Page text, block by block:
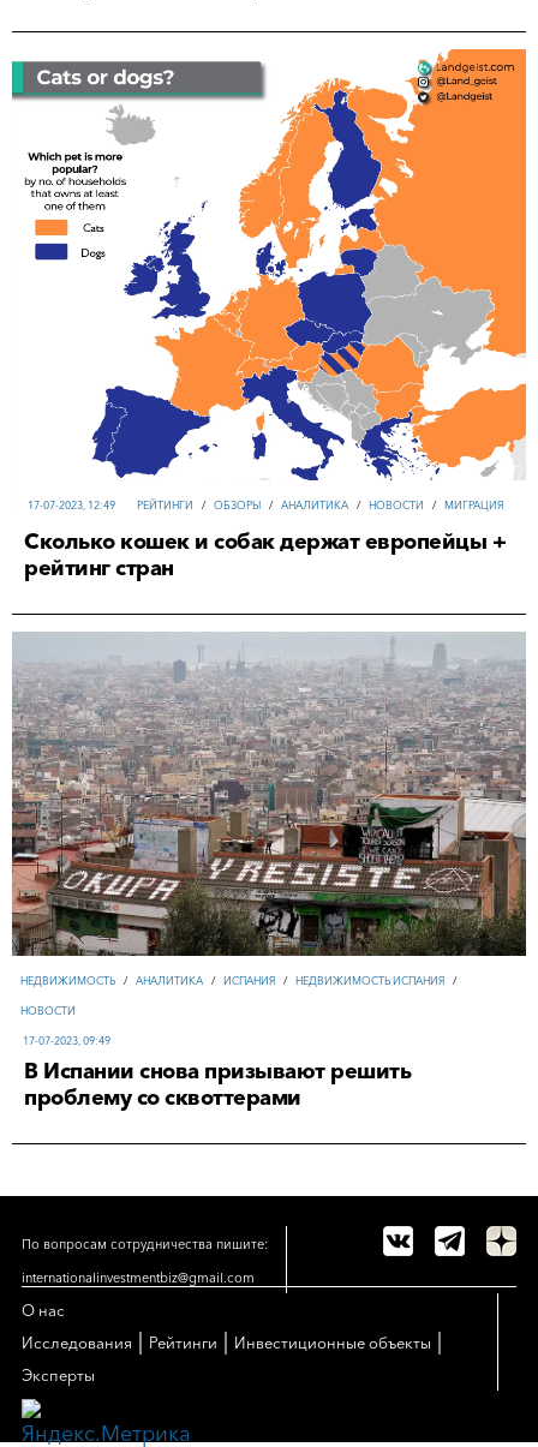
РЕЙТИНГИ / ОБЗОРЫ / АНАЛИТИКА / НОВОСТИ / МИГРАЦИЯ
17-07-2023, 12:49
Сколько кошек и собак держат европейцы +
рейтинг стран
НЕДВИЖИМОСТЬ / АНАЛИТИКА / ИСПАНИЯ / НЕДВИЖИМОСТЬ ИСПАНИЯ /
НОВОСТИ
17-07-2023, 09:49
В Испании снова призывают решить
проблему со сквоттерами
По вопросам сотрудничества пишите:
internationalinvestmentbiz@gmail.com
О нас
Исследования
Рейтинги Инвестиционные объекты
Эксперты